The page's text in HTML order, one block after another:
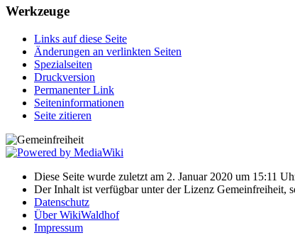
Werkzeuge
Links auf diese Seite
Änderungen an verlinkten Seiten
Spezialseiten
Druckversion
Permanenter Link
Seiten­informationen
Seite zitieren
Diese Seite wurde zuletzt am 2. Januar 2020 um 15:11
Der Inhalt ist verfügbar unter der Lizenz Gemeinfreiheit,
Datenschutz
Über WikiWaldhof
Impressum